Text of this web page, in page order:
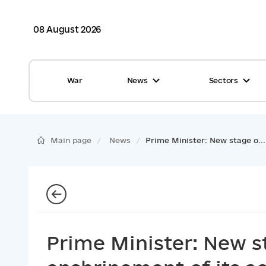
08 August 2026
War News
Glossary
Reports from gromadas
Sectors
Healthcare
Safety
Main page News Prime Minister: New stage o...
Prime Minister: New